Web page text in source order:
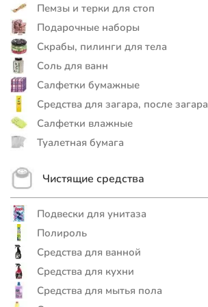
Пемзы и терки для стоп
Подарочные наборы
Скрабы, пилинги для тела
Соль для ванн
Салфетки бумажные
Средства для загара, после загара
Салфетки влажные
Туалетная бумага
Чистящие средства
Подвески для унитаза
Полироль
Средства для ванной
Средства для кухни
Средства для мытья пола